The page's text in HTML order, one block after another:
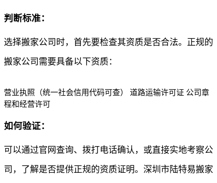
判断标准：
选择搬家公司时，首先要检查其资质是否合法。正规的
搬家公司需要具备以下资质：
营业执照（统一社会信用代码可查） 道路运输许可证 公司章
程和经营许可
如何验证：
可以通过官网查询、拨打电话确认，或直接实地考察公
司，了解是否提供正规的资质证明。深圳市陆特易搬家